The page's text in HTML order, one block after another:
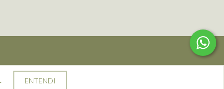
ENTENDI